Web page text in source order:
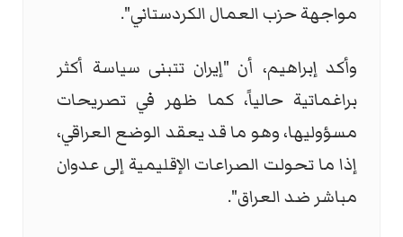
مواجهة حزب العمال الكردستاني".
وأكد إبراهيم، أن "إيران تتبنى سياسة أكثر
براغماتية حالياً، كما ظهر في تصريحات
مسؤوليها، وهو ما قد يعقد الوضع العراقي،
إذا ما تحولت الصراعات الإقليمية إلى عدوان
مباشر ضد العراق".